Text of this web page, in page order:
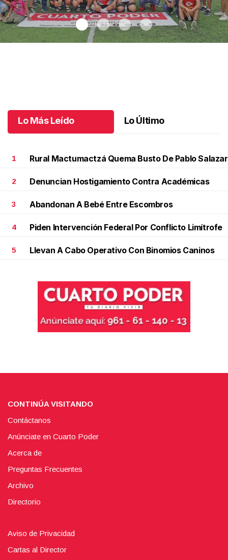
Lo Más Leído Lo Último
1 Rural Mactumactzá Quema Busto De Pablo Salazar
2 Denuncian Hostigamiento Contra Académicas
3 Abandonan A Bebé Entre Escombros
4 Piden Intervención Federal Por Conflicto Limítrofe
5 Llevan A Cabo Operativo Con Binomios Caninos
CONTINÚA VISITANDO
Contáctanos
Anúnciate en Cuarto Poder
Acerca de
Preguntas Frecuentes
Archivo
Directorio
Aviso de Privacidad
Cartas al Director